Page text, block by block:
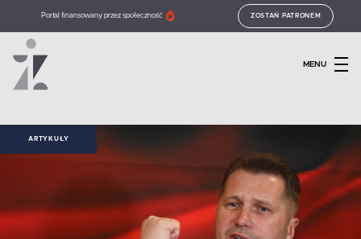
Portal finansowany przez społeczność ZOSTAŃ PATRONEM
MENU
ARTYKUŁY